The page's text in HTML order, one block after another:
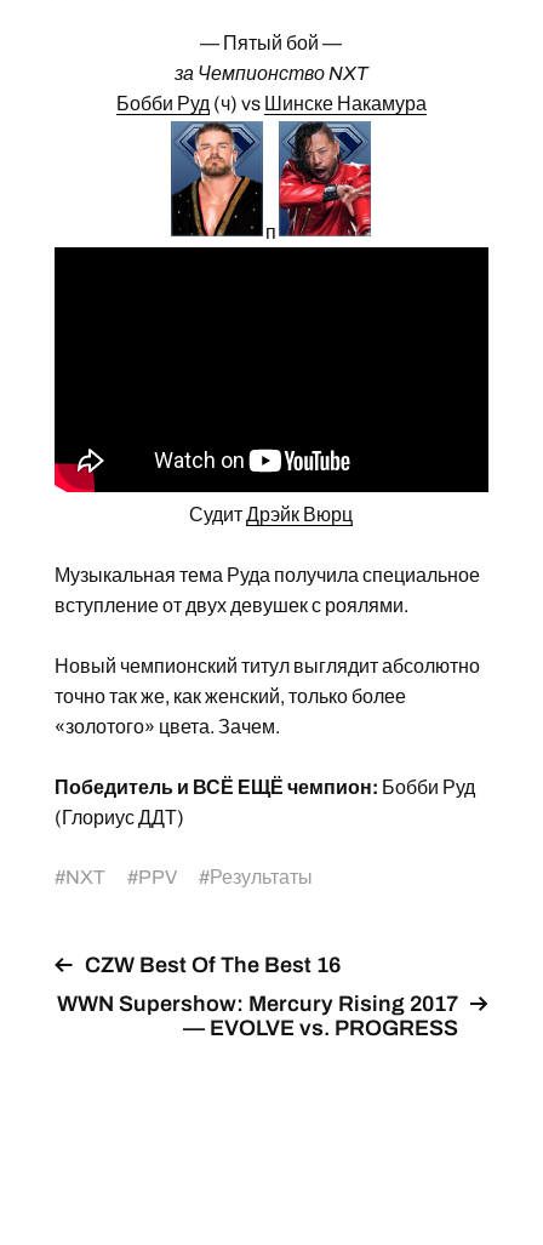
— Пятый бой —
за Чемпионство NXT
Бобби Руд (ч) vs Шинске Накамура
п
СудитДрэйк Вюрц
Музыкальная тема Руда получила специальное
вступление от двух девушек с роялями.
Новый чемпионский титул выглядит абсолютно
точно так же, как женский, только более
«золотого» цвета. Зачем.
Победитель и ВСЁ ЕЩЁ чемпион: Бобби Руд
(Глориус ДДТ)
#NXT #PPV #Результаты
CZW Best Of The Best 16
WWN Supershow: Mercury Rising 2017
— EVOLVE vs. PROGRESS